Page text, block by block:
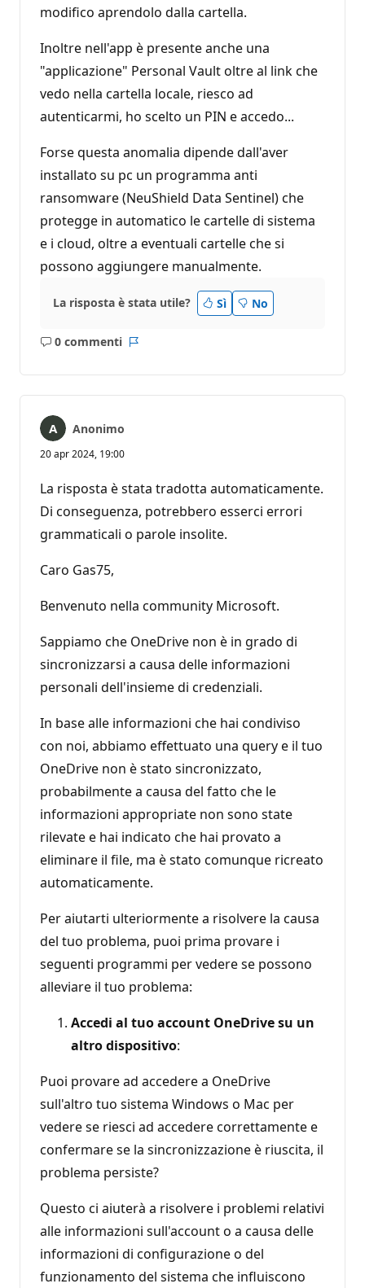
modifico aprendolo dalla cartella.
Inoltre nell'app è presente anche una
"applicazione" Personal Vault oltre al link che
vedo nella cartella locale, riesco ad
autenticarmi, ho scelto un PIN e accedo...
Forse questa anomalia dipende dall'aver
installato su pc un programma anti
ransomware (NeuShield Data Sentinel) che
protegge in automatico le cartelle di sistema
e i cloud, oltre a eventuali cartelle che si
possono aggiungere manualmente.
La risposta è stata utile? Sì No
0 commenti
Nessun
Anonimo
20 apr 2024, 19:00
La risposta è stata tradotta automaticamente.
Di conseguenza, potrebbero esserci errori
grammaticali o parole insolite.
Caro Gas75,
Benvenuto nella community Microsoft.
Sappiamo che OneDrive non è in grado di
sincronizzarsi a causa delle informazioni
personali dell'insieme di credenziali.
In base alle informazioni che hai condiviso
con noi, abbiamo effettuato una query e il tuo
OneDrive non è stato sincronizzato,
probabilmente a causa del fatto che le
informazioni appropriate non sono state
rilevate e hai indicato che hai provato a
eliminare il file, ma è stato comunque ricreato
automaticamente.
Per aiutarti ulteriormente a risolvere la causa
del tuo problema, puoi prima provare i
seguenti programmi per vedere se possono
alleviare il tuo problema:
Accedi al tuo account OneDrive su un
altro dispositivo:
Puoi provare ad accedere a OneDrive
sull'altro tuo sistema Windows o Mac per
vedere se riesci ad accedere correttamente e
confermare se la sincronizzazione è riuscita, il
problema persiste?
Questo ci aiuterà a risolvere i problemi relativi
alle informazioni sull'account o a causa delle
informazioni di configurazione o del
funzionamento del sistema che influiscono